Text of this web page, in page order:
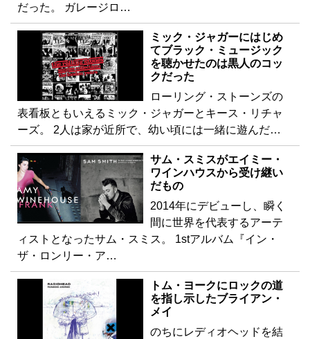
だった。 ガレージロ…
ミック・ジャガーにはじめ
てブラック・ミュージック
を聴かせたのは黒人のコッ
クだった
ローリング・ストーンズの
表看板ともいえるミック・ジャガーとキース・リチャ
ーズ。 2人は家が近所で、幼い頃には一緒に遊んだ…
サム・スミスがエイミー・
ワインハウスから受け継い
だもの
2014年にデビューし、瞬く
間に世界を代表するアーテ
ィストとなったサム・スミス。 1stアルバム『イン・
ザ・ロンリー・ア…
トム・ヨークにロックの道
を指し示したブライアン・
メイ
のちにレディオヘッドを結